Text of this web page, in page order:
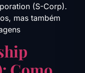
(S-Corp).
mas também